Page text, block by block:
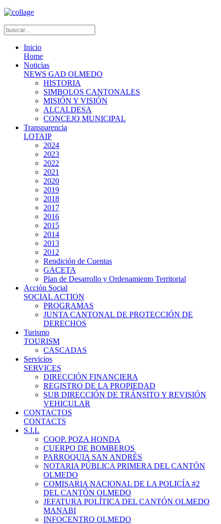
Inicio
Home
Noticias
NEWS GAD OLMEDO
HISTORIA
SIMBOLOS CANTONALES
MISIÓN Y VISIÓN
ALCALDESA
CONCEJO MUNICIPAL
Transparencia
LOTAIP
2024
2023
2022
2021
2020
2019
2018
2017
2016
2015
2014
2013
2012
Rendición de Cuentas
GACETA
Plan de Desarrollo y Ordenamiento Territorial
Acción Social
SOCIAL ACTION
PROGRAMAS
JUNTA CANTONAL DE PROTECCIÓN DE
DERECHOS
Turismo
TOURISM
CASCADAS
Servicios
SERVICES
DIRECCIÓN FINANCIERA
REGISTRO DE LA PROPIEDAD
SUB DIRECCIÓN DE TRÁNSITO Y REVISIÓN
VEHICULAR
CONTACTOS
CONTACTS
S.I.L
COOP. POZA HONDA
CUERPO DE BOMBEROS
PARROQUIA SAN ANDRÉS
NOTARIA PÚBLICA PRIMERA DEL CANTÓN
OLMEDO
COMISARIA NACIONAL DE LA POLICÍA #2
DEL CANTÓN OLMEDO
JEFATURA POLÍTICA DEL CANTÓN OLMEDO
MANABI
INFOCENTRO OLMEDO